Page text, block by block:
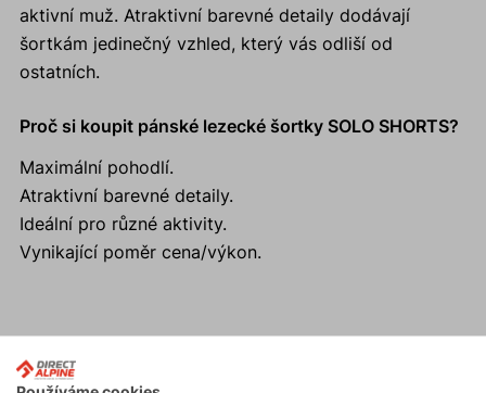
aktivní muž. Atraktivní barevné detaily dodávají
šortkám jedinečný vzhled, který vás odliší od
ostatních.
Proč si koupit pánské lezecké šortky SOLO SHORTS?
Maximální pohodlí.
Atraktivní barevné detaily.
Ideální pro různé aktivity.
Vynikající poměr cena/výkon.
Aktivity